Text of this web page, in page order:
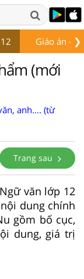
❯
Giáo án -
(mới
anh.... (từ
Trang sau
văn lớp 12
dung chính
gồm bố cục,
dung, giá trị